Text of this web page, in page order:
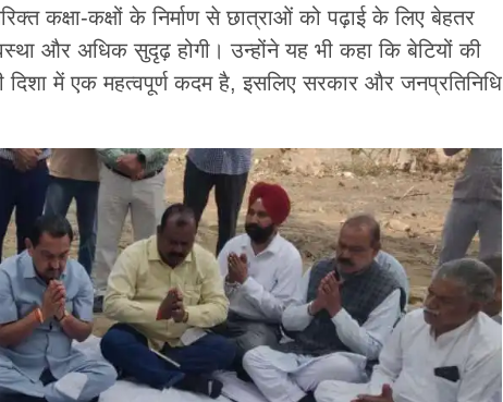
कक्षा-कक्षों के निर्माण से छात्राओं को पढ़ाई के लिए बेहतर
और अधिक सुदृढ़ होगी। उन्होंने यह भी कहा कि बेटियों की
दिशा में एक महत्वपूर्ण कदम है, इसलिए सरकार और जनप्रतिनिधि